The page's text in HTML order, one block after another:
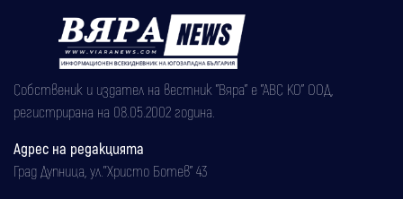
Собственик и издател на вестник "Вяра" е "АВС КО" ООД,
регистрирана на 08.05.2002 година.
Адрес на редакцията
Град Дупница, ул.''Христо Ботев" 43